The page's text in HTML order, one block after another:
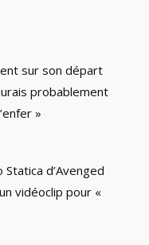
sur son départ
probablement
»
d’Avenged
vidéoclip pour «